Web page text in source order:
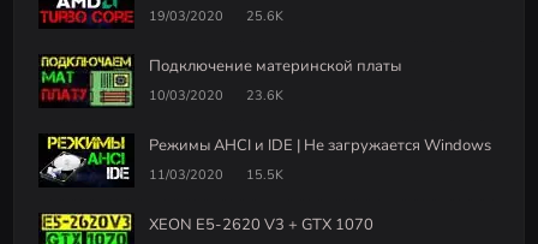
19/03/2020 25.6K
Подключение материнской платы
10/03/2020 23.6K
Режимы AHCI и IDE | Не загружается Windows
11/03/2020 15.5K
XEON E5-2620 V3 + GTX 1070